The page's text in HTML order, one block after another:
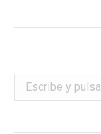
Buscar: